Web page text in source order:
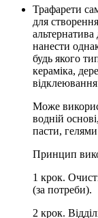
Трафарети
для
нанести
будь якого
кераміка,
Може
водній
пасти,
Принцип
1 крок.
(за потреби).
2 крок.